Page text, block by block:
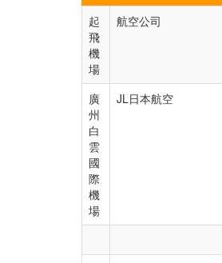
起
飛
機
場
航空公司
廣
州
白
雲
國
際
機
場
JL日本航空